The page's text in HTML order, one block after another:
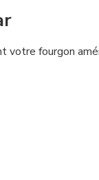
votre fourgon